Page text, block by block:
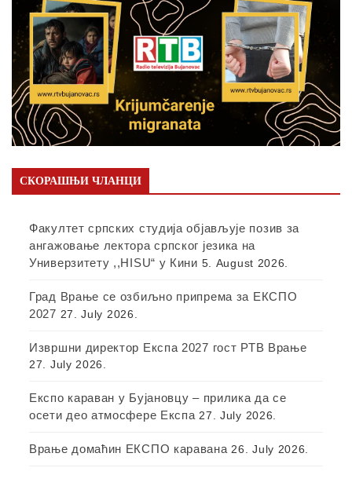
СКОРАШЊИ ЧЛАНЦИ
Факултет српских студија објављује позив за
ангажовање лектора српског језика на
Универзитету ,,HISU“ у Кини 5. August 2026.
Град Врање се озбиљно припрема за ЕКСПО
2027 27. July 2026.
Извршни директор Експа 2027 гост РТВ Врање
27. July 2026.
Експо караван у Бујановцу – прилика да се
осети део атмосфере Експа 27. July 2026.
Врање домаћин ЕКСПО каравана 26. July 2026.